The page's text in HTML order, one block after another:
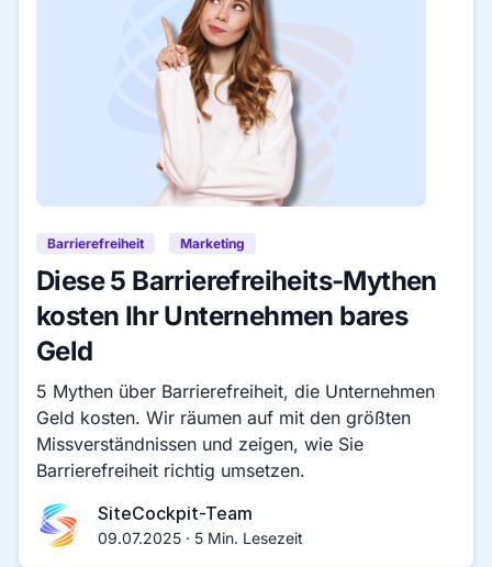
Barrierefreiheit Marketing
Diese 5 Barrierefreiheits-Mythen
kosten Ihr Unternehmen bares
Geld
5 Mythen über Barrierefreiheit, die Unternehmen
Geld kosten. Wir räumen auf mit den größten
Missverständnissen und zeigen, wie Sie
Barrierefreiheit richtig umsetzen.
SiteCockpit-Team
09.07.2025 · 5 Min. Lesezeit